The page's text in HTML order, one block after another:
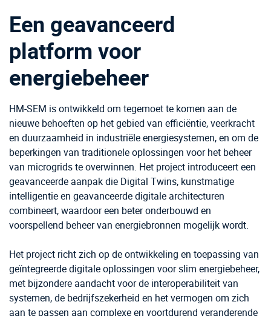
Een geavanceerd
platform voor
energiebeheer
HM-SEM is ontwikkeld om tegemoet te komen aan de
nieuwe behoeften op het gebied van efficiëntie, veerkracht
en duurzaamheid in industriële energiesystemen, en om de
beperkingen van traditionele oplossingen voor het beheer
van microgrids te overwinnen. Het project introduceert een
geavanceerde aanpak die Digital Twins, kunstmatige
intelligentie en geavanceerde digitale architecturen
combineert, waardoor een beter onderbouwd en
voorspellend beheer van energiebronnen mogelijk wordt.
Het project richt zich op de ontwikkeling en toepassing van
geïntegreerde digitale oplossingen voor slim energiebeheer,
met bijzondere aandacht voor de interoperabiliteit van
systemen, de bedrijfszekerheid en het vermogen om zich
aan te passen aan complexe en voortdurend veranderende